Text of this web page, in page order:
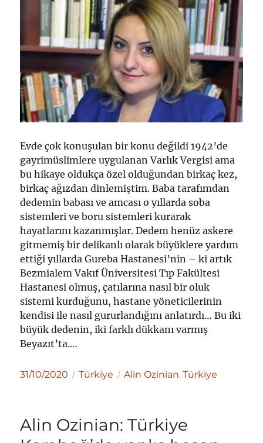
Evde çok konuşulan bir konu değildi 1942’de
gayrimüslimlere uygulanan Varlık Vergisi ama
bu hikaye oldukça özel olduğundan birkaç kez,
birkaç ağızdan dinlemiştim. Baba tarafımdan
dedemin babası ve amcası o yıllarda soba
sistemleri ve boru sistemleri kurarak
hayatlarını kazanmışlar. Dedem henüz askere
gitmemiş bir delikanlı olarak büyüklere yardım
ettiği yıllarda Gureba Hastanesi’nin – ki artık
Bezmialem Vakıf Üniversitesi Tıp Fakültesi
Hastanesi olmuş, çatılarına nasıl bir oluk
sistemi kurduğunu, hastane yöneticilerinin
kendisi ile nasıl gururlandığını anlatırdı… Bu iki
büyük dedenin, iki farklı dükkanı varmış
Beyazıt’ta.…
Yayın
31/10/2020 Kategoriler
Türkiye Etiketler
Alin Ozinian,Türkiye
Alin Ozinian: Türkiye